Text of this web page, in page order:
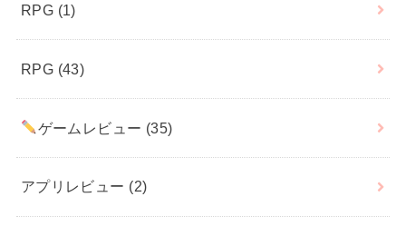
RPG (1)
RPG (43)
ゲームレビュー (35)
アプリレビュー (2)